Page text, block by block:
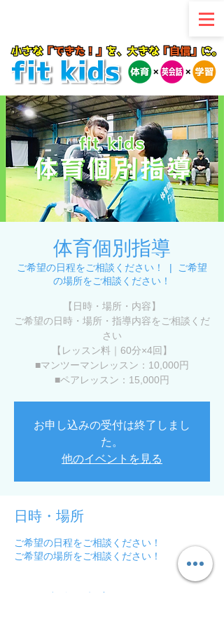
体育個別指導
ご希望の日程をご相談ください！
  |
ご希望
の場所をご相談ください！
【日時・場所・内容】
ご希望の日時・場所・指導内容をご相談くだ
さい
【レッスン料｜60分×4回】
■マンツーマンレッスン：10,000円
■ペアレッスン：15,000円
お申し込みの受付は終了しまし
た。
他のイベントを見る
日時・場所
ご希望の日程をご相談ください！
ご希望の場所をご相談ください！
このイベントをシェア